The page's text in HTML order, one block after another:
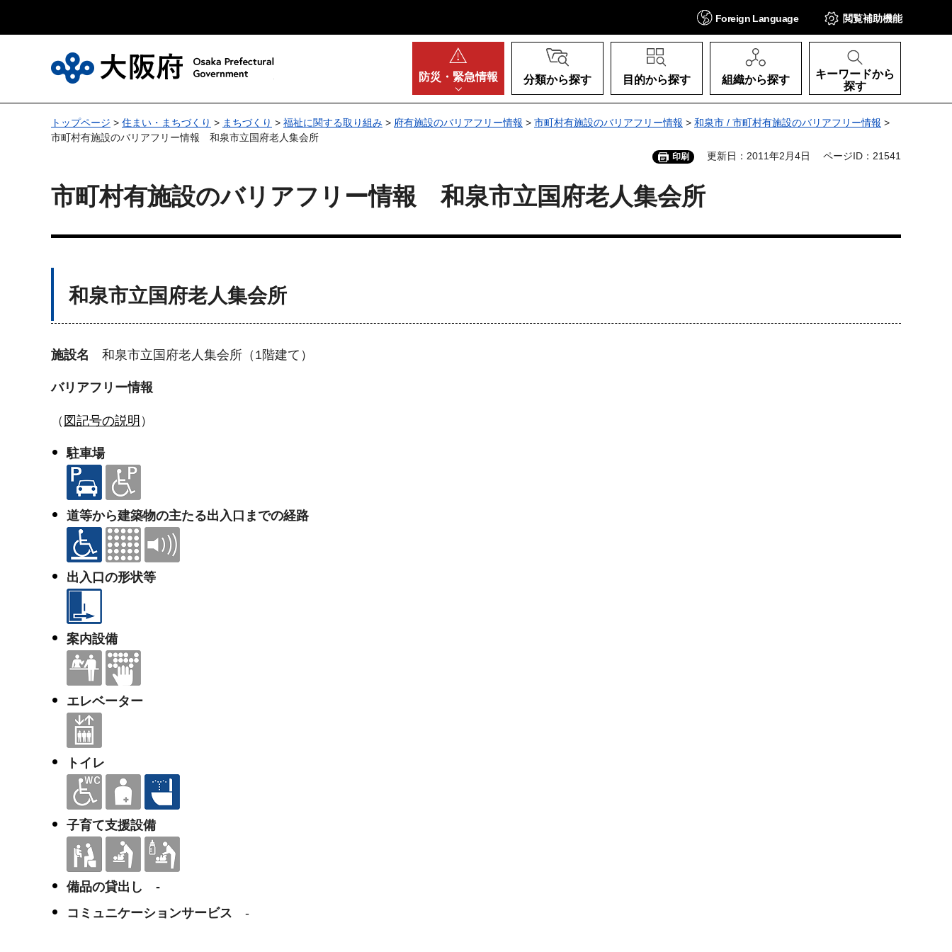
Foreign Language 閲覧補助機能
防災・ 緊急情報 分類から探す 目的から探す 組織から探す
キーワードから
探す
トップページ > 住まい・まちづくり > まちづくり > 福祉に関する取り組み > 府有施設のバリアフリー情報 > 市町村有施設のバリアフリー情報 > 和泉市 / 市町村有施設のバリアフリー情報 >
市町村有施設のバリアフリー情報 和泉市立国府老人集会所
印刷 更新日：2011年2月4日 ページID：21541
市町村有施設のバリアフリー情報 和泉市立国府老人集会所
和泉市立国府老人集会所
施設名 和泉市立国府老人集会所（1階建て）
バリアフリー情報
（ 図記号の説明 ）
駐車場
道等から建築物の主たる出入口までの経路
出入口の形状等
案内設備
エレベーター
トイレ
子育て支援設備
備品の貸出し -
コミュニケーションサービス -